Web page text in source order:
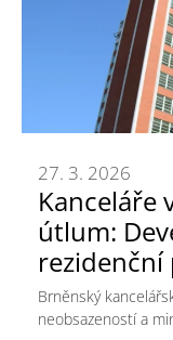
Kanceláře
útlum:
27. 3. 2026
Brněnský
neobsazeností a